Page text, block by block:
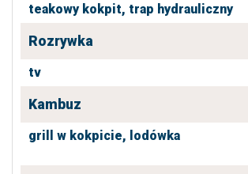
teakowy kokpit, trap hydrauliczny
Rozrywka
tv
Kambuz
grill w kokpicie, lodówka